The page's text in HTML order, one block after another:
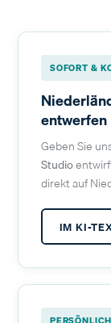
SOFORT &
entwerfen
Geben Sie
Studio
direkt auf
IM KI-